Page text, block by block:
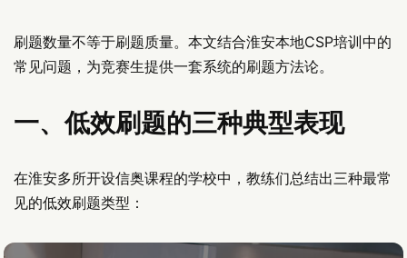
刷题数量不等于刷题质量。本文结合淮安本地CSP培训中的
常见问题，为竞赛生提供一套系统的刷题方法论。
一、低效刷题的三种典型表现
在淮安多所开设信奥课程的学校中，教练们总结出三种最常
见的低效刷题类型：